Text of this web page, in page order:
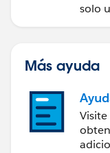
solo
Más ayuda